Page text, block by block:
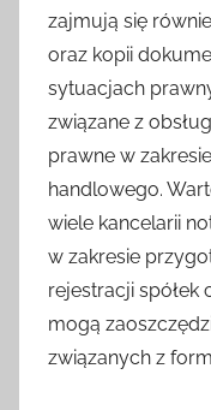
zajmują się
oraz kopii
sytuacjach
związane z
prawne w
handlowego.
wiele kancelarii
w zakresie
rejestracji spółek
mogą
związanych z